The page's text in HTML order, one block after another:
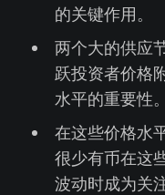
的关键作用。
两个大的供应
跃投资者价格
水平的重要性。
在这些价格水
很少有币在这
波动时成为关注